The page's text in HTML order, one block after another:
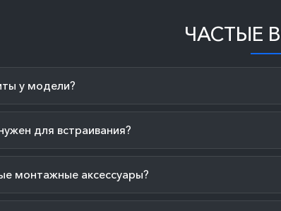
ЧАСТЫЕ
у модели?
для встраивания?
монтажные аксессуары?